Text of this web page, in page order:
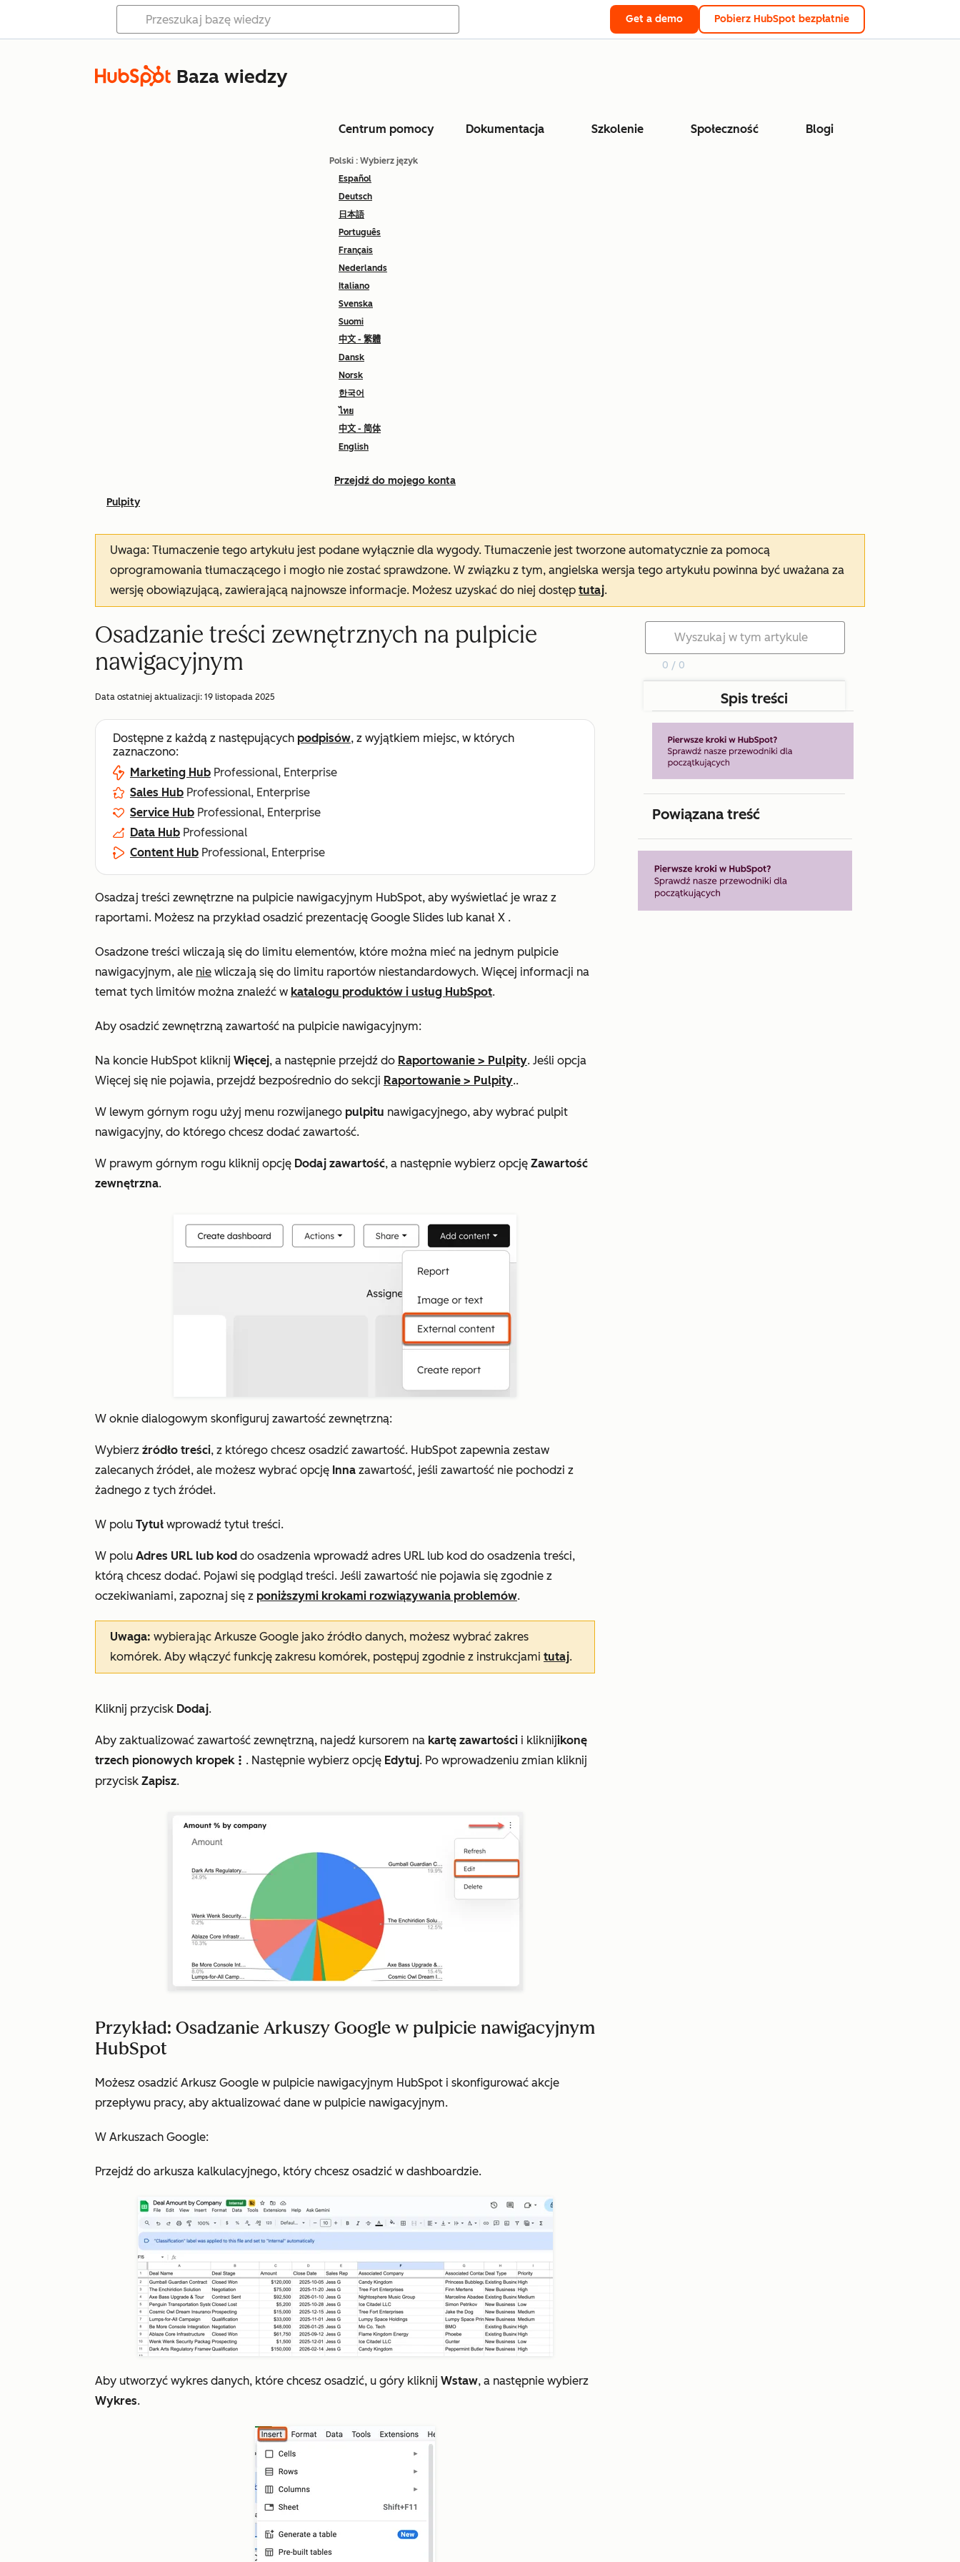
Get a demo Pobierz HubSpot bezpłatnie
Baza wiedzy
Centrum pomocy Dokumentacja Szkolenie Społeczność Blogi
Polski : Wybierz język
Español
Deutsch
日本語
Português
Français
Nederlands
Italiano
Svenska
Suomi
中文 - 繁體
Dansk
Norsk
한국어
ไทย
中文 - 简体
English
Przejdź do mojego konta
Pulpity
Uwaga: Tłumaczenie tego artykułu jest podane wyłącznie dla wygody. Tłumaczenie jest tworzone automatycznie za pomocą
oprogramowania tłumaczącego i mogło nie zostać sprawdzone. W związku z tym, angielska wersja tego artykułu powinna być uważana za
wersję obowiązującą, zawierającą najnowsze informacje. Możesz uzyskać do niej dostęp tutaj.
Osadzanie treści zewnętrznych na pulpicie
nawigacyjnym
Data ostatniej aktualizacji: 19 listopada 2025
Dostępne z każdą z następujących podpisów, z wyjątkiem miejsc, w których
zaznaczono:
Marketing Hub Professional, Enterprise
Sales Hub Professional, Enterprise
Service Hub Professional, Enterprise
Data Hub Professional
Content Hub Professional, Enterprise
Osadzaj treści zewnętrzne na pulpicie nawigacyjnym HubSpot, aby wyświetlać je wraz z
raportami. Możesz na przykład osadzić prezentację Google Slides lub kanał X .
Osadzone treści wliczają się do limitu elementów, które można mieć na jednym pulpicie
nawigacyjnym, ale nie wliczają się do limitu raportów niestandardowych. Więcej informacji na
temat tych limitów można znaleźć w katalogu produktów i usług HubSpot.
Aby osadzić zewnętrzną zawartość na pulpicie nawigacyjnym:
Na koncie HubSpot kliknij Więcej, a następnie przejdź do Raportowanie > Pulpity. Jeśli opcja
Więcej się nie pojawia, przejdź bezpośrednio do sekcji Raportowanie > Pulpity..
W lewym górnym rogu użyj menu rozwijanego pulpitu nawigacyjnego, aby wybrać pulpit
nawigacyjny, do którego chcesz dodać zawartość.
W prawym górnym rogu kliknij opcję Dodaj zawartość, a następnie wybierz opcję Zawartość
zewnętrzna.
W oknie dialogowym skonfiguruj zawartość zewnętrzną:
Wybierz źródło treści, z którego chcesz osadzić zawartość. HubSpot zapewnia zestaw
zalecanych źródeł, ale możesz wybrać opcję Inna zawartość, jeśli zawartość nie pochodzi z
żadnego z tych źródeł.
W polu Tytuł wprowadź tytuł treści.
W polu Adres URL lub kod do osadzenia wprowadź adres URL lub kod do osadzenia treści,
którą chcesz dodać. Pojawi się podgląd treści. Jeśli zawartość nie pojawia się zgodnie z
oczekiwaniami, zapoznaj się z poniższymi krokami rozwiązywania problemów.
Uwaga: wybierając Arkusze Google jako źródło danych, możesz wybrać zakres
komórek. Aby włączyć funkcję zakresu komórek, postępuj zgodnie z instrukcjami tutaj.
Kliknij przycisk Dodaj.
Aby zaktualizować zawartość zewnętrzną, najedź kursorem na kartę zawartości i kliknijikonę
trzech pionowych kropekverticalMenuvt . Następnie wybierz opcję Edytuj. Po wprowadzeniu zmian kliknij
przycisk Zapisz.
Przykład: Osadzanie Arkuszy Google w pulpicie nawigacyjnym
HubSpot
Możesz osadzić Arkusz Google w pulpicie nawigacyjnym HubSpot i skonfigurować akcje
przepływu pracy, aby aktualizować dane w pulpicie nawigacyjnym.
W Arkuszach Google:
Przejdź do arkusza kalkulacyjnego, który chcesz osadzić w dashboardzie.
Aby utworzyć wykres danych, które chcesz osadzić, u góry kliknij Wstaw, a następnie wybierz
Wykres.
0 / 0
Spis treści
Powiązana treść